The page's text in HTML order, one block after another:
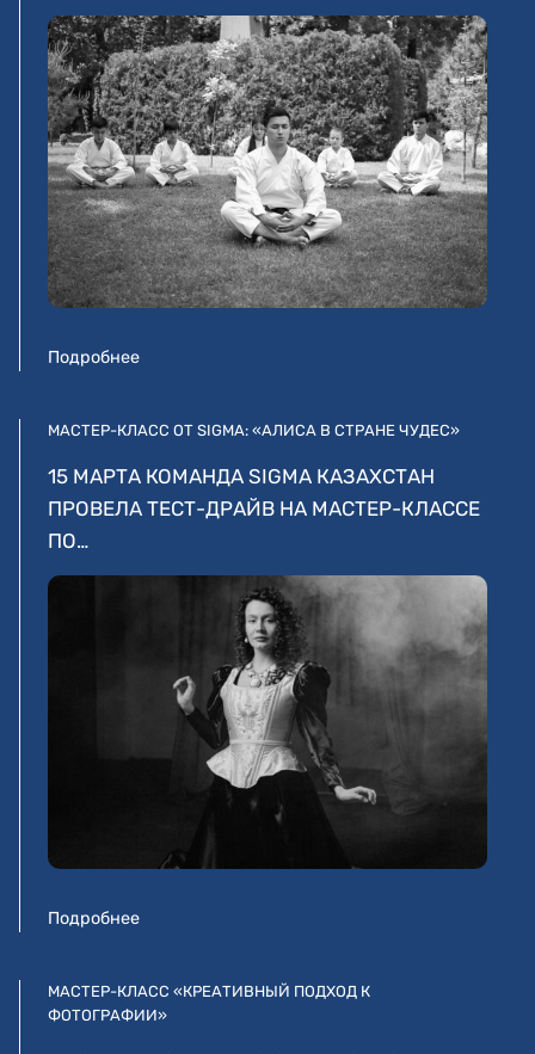
Подробнее
МАСТЕР-КЛАСС ОТ SIGMA: «АЛИСА В СТРАНЕ ЧУДЕС»
15 МАРТА КОМАНДА SIGMA КАЗАХСТАН
ПРОВЕЛА ТЕСТ-ДРАЙВ НА МАСТЕР-КЛАССЕ
ПО…
Подробнее
МАСТЕР-КЛАСС «КРЕАТИВНЫЙ ПОДХОД К
ФОТОГРАФИИ»